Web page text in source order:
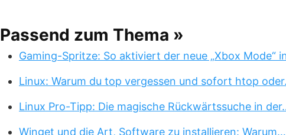
Passend zum Thema »
Gaming-Spritze: So aktiviert der neue „Xbox Mode“
Linux: Warum du top vergessen und sofort htop
Linux Pro-Tipp: Die magische Rückwärtssuche in
Winget und die Art, Software zu installieren: Warum…